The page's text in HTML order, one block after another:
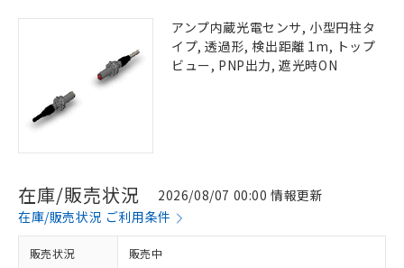
アンプ内蔵光電センサ, 小型円柱タ
イプ, 透過形, 検出距離 1m, トップ
ビュー, PNP出力, 遮光時ON
在庫/販売状況
2026/08/07 00:00 情報更新
在庫/販売状況 ご利用条件
販売状況 販売中